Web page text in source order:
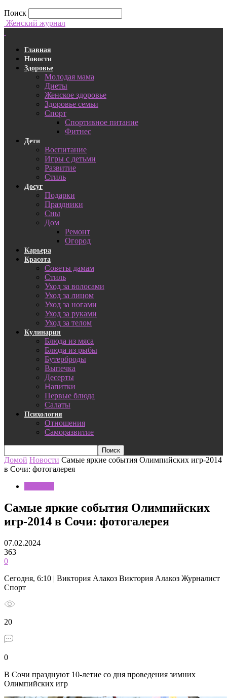
Поиск
Женский журнал
Главная
Новости
Здоровье
Молодая мама
Диеты
Женское здоровье
Здоровье семьи
Спорт
Спортивное питание
Фитнес
Дети
Воспитание
Игры с детьми
Развитие
Стиль
Досуг
Подарки
Праздники
Сны
Дом
Ремонт
Огород
Карьера
Красота
Советы дамам
Стиль
Уход за волосами
Уход за лицом
Уход за ногами
Уход за руками
Уход за телом
Кулинария
Блюда из мяса
Блюда из рыбы
Бутерброды
Выпечка
Десерты
Напитки
Первые блюда
Салаты
Психология
Отношения
Саморазвитие
Домой Новости Самые яркие события Олимпийских игр-2014
в Сочи: фотогалерея
Самые яркие события Олимпийских
игр-2014 в Сочи: фотогалерея
07.02.2024
363
0
Сегодня, 6:10 | Виктория Алакоз Виктория Алакоз Журналист
Спорт
20
0
В Сочи празднуют 10-летие со дня проведения зимних
Олимпийских игр